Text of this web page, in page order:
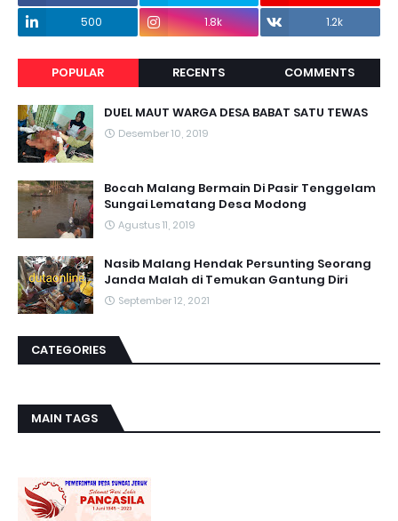
500
1.8k 1.2k
POPULAR RECENTS COMMENTS
DUEL MAUT WARGA DESA BABAT SATU TEWAS
Desember 10, 2019
Bocah Malang Bermain Di Pasir Tenggelam
Sungai Lematang Desa Modong
Agustus 11, 2019
Nasib Malang Hendak Persunting Seorang
Janda Malah di Temukan Gantung Diri
September 12, 2021
CATEGORIES
MAIN TAGS